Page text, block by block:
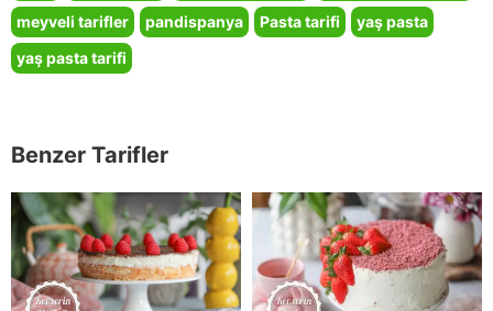
meyveli tarifler
pandispanya Pasta tarifi
yaş pasta
yaş pasta tarifi
Benzer Tarifler